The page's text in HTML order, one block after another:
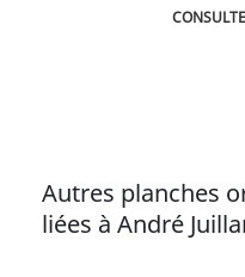
telles que Les Sept
Aux Vents.
Autres planches
liées à André